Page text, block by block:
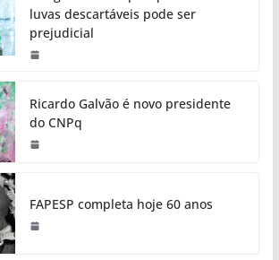
luvas descartáveis pode ser
prejudicial
Ricardo Galvão é novo presidente
do CNPq
FAPESP completa hoje 60 anos